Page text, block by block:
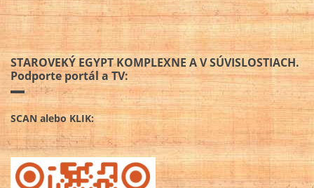
STAROVEKÝ EGYPT KOMPLEXNE A V SÚVISLOSTIACH.
Podporte portál a TV:
SCAN alebo KLIK: